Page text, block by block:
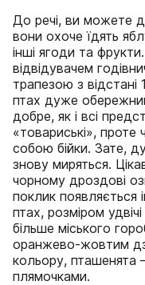
До речі, ви можете
вони охоче їдять
інші ягоди та
відвідувачем
трапезою з
птах дуже
добре, як і всі
«товариські»,
собою бійки. Зате,
знову миряться.
чорному дроздові
поклик появляється
птах, розміром
більше міського
оранжево-жовтим
кольору,
плямочками.